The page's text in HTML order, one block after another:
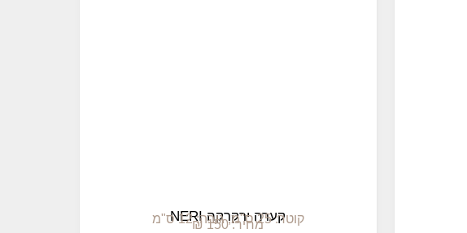
קערה ירקרקה NERIקוטר: 25 ס"מ, גובה: 12 ס"מ מחיר: 150 ₪